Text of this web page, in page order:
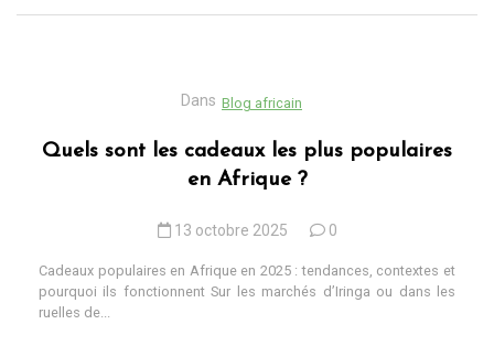
Dans Blog africain
Quels sont les cadeaux les plus populaires
en Afrique ?
13 octobre 2025 0
Cadeaux populaires en Afrique en 2025 : tendances, contextes et
pourquoi ils fonctionnent Sur les marchés d’Iringa ou dans les
ruelles de...